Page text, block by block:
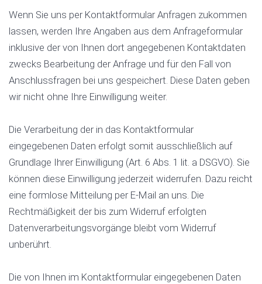
Wenn Sie uns per Kontaktformular Anfragen zukommen
lassen, werden Ihre Angaben aus dem Anfrageformular
inklusive der von Ihnen dort angegebenen Kontaktdaten
zwecks Bearbeitung der Anfrage und für den Fall von
Anschlussfragen bei uns gespeichert. Diese Daten geben
wir nicht ohne Ihre Einwilligung weiter.
Die Verarbeitung der in das Kontaktformular
eingegebenen Daten erfolgt somit ausschließlich auf
Grundlage Ihrer Einwilligung (Art. 6 Abs. 1 lit. a DSGVO). Sie
können diese Einwilligung jederzeit widerrufen. Dazu reicht
eine formlose Mitteilung per E-Mail an uns. Die
Rechtmäßigkeit der bis zum Widerruf erfolgten
Datenverarbeitungsvorgänge bleibt vom Widerruf
unberührt.
Die von Ihnen im Kontaktformular eingegebenen Daten